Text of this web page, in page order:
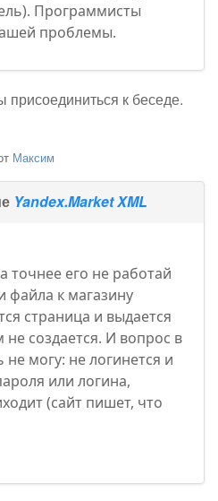
Программисты
проблемы.
присоединиться к беседе.
Максим
Yandex.Market XML
точнее его не работай
к магазину
страница и выдается
создается. И вопрос в
не могу: не логинется и
или логина,
(сайт пишет, что